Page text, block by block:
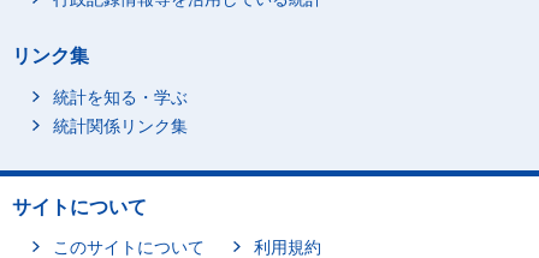
リンク集
統計を知る・学ぶ
統計関係リンク集
サイトについて
このサイトについて 利用規約